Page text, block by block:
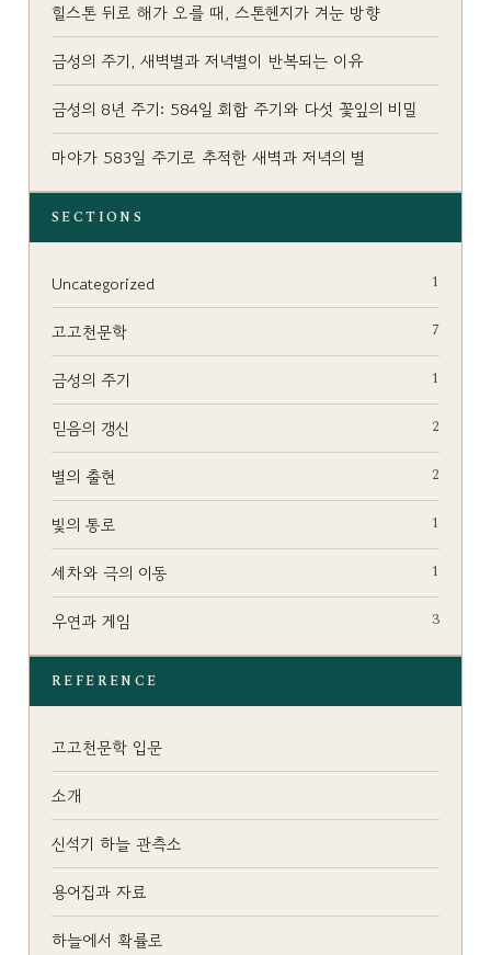
힐스톤 뒤로 해가 오를 때, 스톤헨지가 겨눈 방향
금성의 주기, 새벽별과 저녁별이 반복되는 이유
금성의 8년 주기: 584일 회합 주기와 다섯 꽃잎의 비밀
마야가 583일 주기로 추적한 새벽과 저녁의 별
SECTIONS
Uncategorized 1
고고천문학 7
금성의 주기 1
믿음의 갱신 2
별의 출현 2
빛의 통로 1
세차와 극의 이동 1
우연과 게임 3
REFERENCE
고고천문학 입문
소개
신석기 하늘 관측소
용어집과 자료
하늘에서 확률로